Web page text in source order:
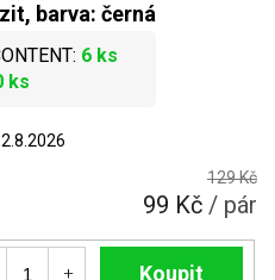
barva: černá
ks
6 ks
129 Kč
99 Kč / pár
Do košíku